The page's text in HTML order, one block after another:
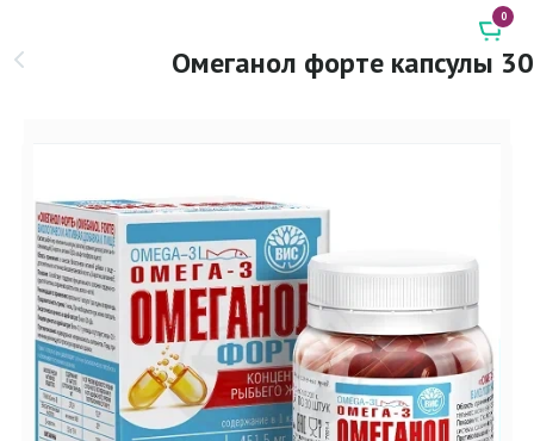
Омеганол форте капсулы 30
0